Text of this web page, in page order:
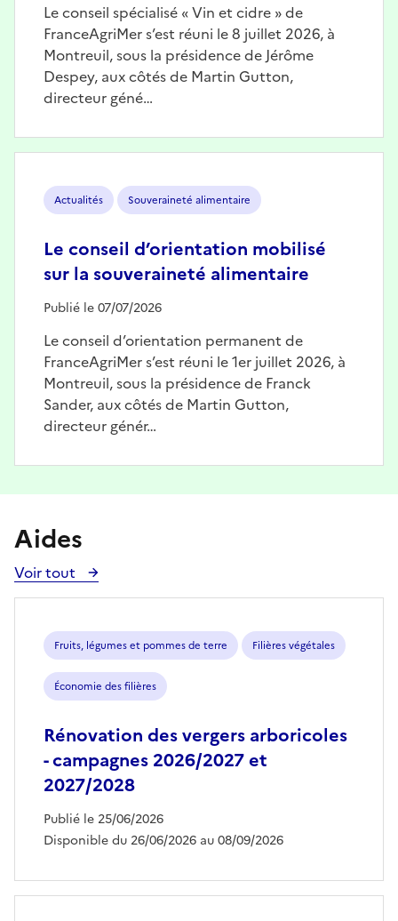
Le conseil spécialisé « Vin et cidre » de
FranceAgriMer s’est réuni le 8 juillet 2026, à
Montreuil, sous la présidence de Jérôme
Despey, aux côtés de Martin Gutton,
directeur géné…
Actualités Souveraineté alimentaire
Le conseil d’orientation mobilisé
sur la souveraineté alimentaire
Publié le 07/07/2026
Le conseil d’orientation permanent de
FranceAgriMer s’est réuni le 1er juillet 2026, à
Montreuil, sous la présidence de Franck
Sander, aux côtés de Martin Gutton,
directeur génér…
Aides
Voir tout
Voir
toutes
aides
Fruits, légumes et pommes de terre Filières végétales
Économie des filières
Rénovation des vergers arboricoles
- campagnes 2026/2027 et
2027/2028
Publié le 25/06/2026
Disponible du 26/06/2026 au 08/09/2026